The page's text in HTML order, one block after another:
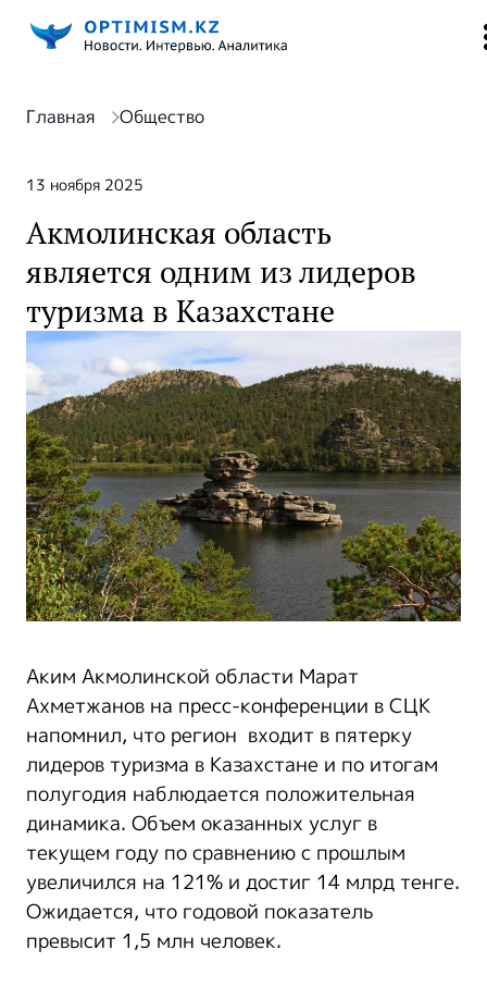
Главная Общество
13 ноября 2025
Акмолинская область
является одним из лидеров
туризма в Казахстане
Аким Акмолинской области Марат
Ахметжанов на пресс-конференции в СЦК
напомнил, что регион входит в пятерку
лидеров туризма в Казахстане и по итогам
полугодия наблюдается положительная
динамика. Объем оказанных услуг в
текущем году по сравнению с прошлым
увеличился на 121% и достиг 14 млрд тенге.
Ожидается, что годовой показатель
превысит 1,5 млн человек.